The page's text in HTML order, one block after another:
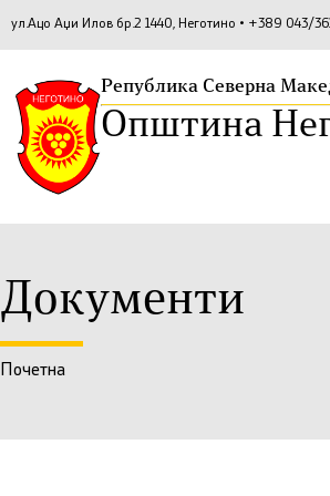
ул.Ацо Аџи Илов бр.2 1440, Неготино • +389 043/
Република Северна
Општина
Документи
Почетна